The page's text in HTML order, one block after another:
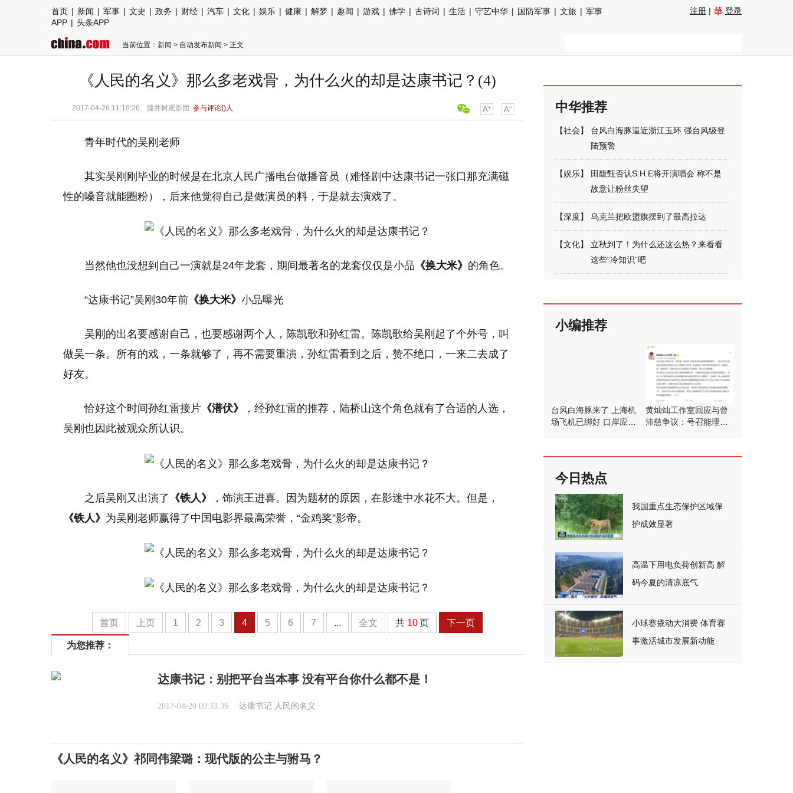
首页 | 新闻 | 军事 | 文史 | 政务 | 财经 | 汽车 | 文化 | 娱乐 | 健康 | 解梦 | 趣闻 | 游戏 | 佛学 | 古诗词 | 生活 | 守艺中华 | 国防军事 | 文旅 | 军事
APP | 头条APP
注册 | 登录
当前位置： 新闻 > 自动发布新闻 > 正文
《人民的名义》那么多老戏骨，为什么火的却是达康书记？(4)
2017-04-26 11:18:26 藤井树观影团 参与评论()人
青年时代的吴刚老师
其实吴刚刚毕业的时候是在北京人民广播电台做播音员（难怪剧中达康书记一张口那充满磁
性的嗓音就能圈粉），后来他觉得自己是做演员的料，于是就去演戏了。
当然他也没想到自己一演就是24年龙套，期间最著名的龙套仅仅是小品 《换大米》 的角色。
“达康书记”吴刚30年前 《换大米》 小品曝光
吴刚的出名要感谢自己，也要感谢两个人，陈凯歌和孙红雷。陈凯歌给吴刚起了个外号，叫
做吴一条。所有的戏，一条就够了，再不需要重演，孙红雷看到之后，赞不绝口，一来二去成了
好友。
恰好这个时间孙红雷接片 《潜伏》
，经孙红雷的推荐，陆桥山这个角色就有了合适的人选，
吴刚也因此被观众所认识。
之后吴刚又出演了 《铁人》
，饰演王进喜。因为题材的原因，在影迷中水花不大。但是，
《铁人》 为吴刚老师赢得了中国电影界最高荣誉，“金鸡奖”影帝。
首页 上页 1 2 3 4 5 6 7 ... 全文 共 10 页 下一页
为您推荐：
达康书记：别把平台当本事 没有平台你什么都不是！
2017-04-20 09:33:36 达康书记 人民的名义
《人民的名义》祁同伟梁璐：现代版的公主与驸马？
中华推荐
【社会】
台风白海豚逼近浙江玉环 强台风级登
陆预警
【娱乐】
田馥甄否认S.H.E将开演唱会 称不是
故意让粉丝失望
【深度】 乌克兰把欧盟旗摆到了最高拉达
【文化】
立秋到了！为什么还这么热？来看看
这些“冷知识”吧
小编推荐
台风白海豚来了 上海机
场飞机已绑好 口岸应急
黄灿灿工作室回应与曾
沛慈争议：号召能理智
今日热点
我国重点生态保护区域保
护成效显著
高温下用电负荷创新高 解
码今夏的清凉底气
小球赛撬动大消费 体育赛
事激活城市发展新动能